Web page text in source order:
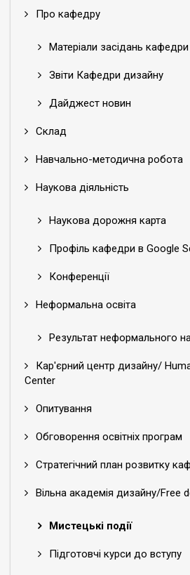
Про кафедру
Матеріали засідань кафедри
Звіти Кафедри дизайну
Дайджест новин
Склад
Навчально-методична робота
Наукова діяльність
Наукова дорожня карта
Профіль кафедри в Google
Конференції
Неформальна освіта
Результат неформального
Кар'єрний центр дизайну/
Center
Опитування
Обговорення освітніх програм
Стратегічний план розвитку
Вільна академія дизайну/Free
Мистецькі події
Підготовчі курси до вступу